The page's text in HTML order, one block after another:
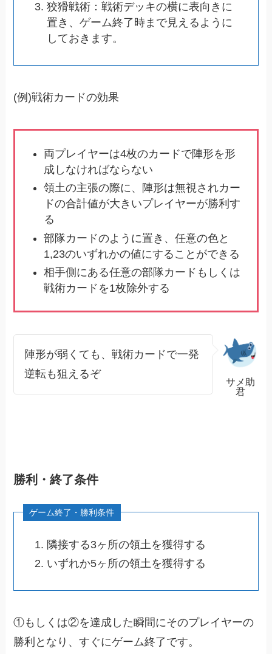
狡猾戦術：戦術デッキの横に表向きに
置き、ゲーム終了時まで見えるように
しておきます。
(例)戦術カードの効果
両プレイヤーは4枚のカードで陣形を形
成しなければならない
領土の主張の際に、陣形は無視されカー
ドの合計値が大きいプレイヤーが勝利す
る
部隊カードのように置き、任意の色と
1,23のいずれかの値にすることができる
相手側にある任意の部隊カードもしくは
戦術カードを1枚除外する
サメ助
君
陣形が弱くても、戦術カードで一発
逆転も狙えるぞ
勝利・終了条件
隣接する3ヶ所の領土を獲得する
いずれか5ヶ所の領土を獲得する
①もしくは②を達成した瞬間にそのプレイヤーの
勝利となり、すぐにゲーム終了です。